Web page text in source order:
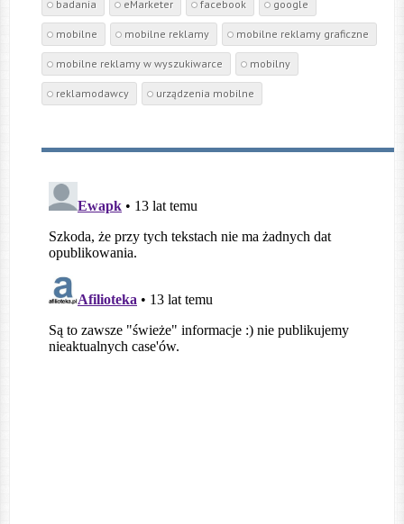
badania eMarketer facebook google
mobilne mobilne reklamy mobilne reklamy graficzne
mobilne reklamy w wyszukiwarce mobilny
reklamodawcy urządzenia mobilne